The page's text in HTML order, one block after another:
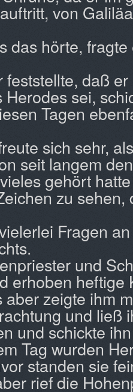
von
das hörte,
feststellte, daß
sei,
Tagen
sich sehr,
seit langem
gehört
zu sehen,
Fragen
und
erhoben heftige
zeigte ihm
und ließ
und schickte
Tag wurden
standen sie
rief die